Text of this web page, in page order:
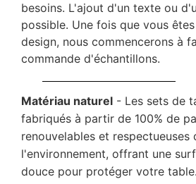
besoins. L'ajout d'un texte ou
possible. Une fois que vous
design, nous commencerons à
commande d'échantillons.
Matériau naturel - Les sets de
fabriqués à partir de 100% de
renouvelables et respectueuses
l'environnement, offrant une
douce pour protéger votre table.